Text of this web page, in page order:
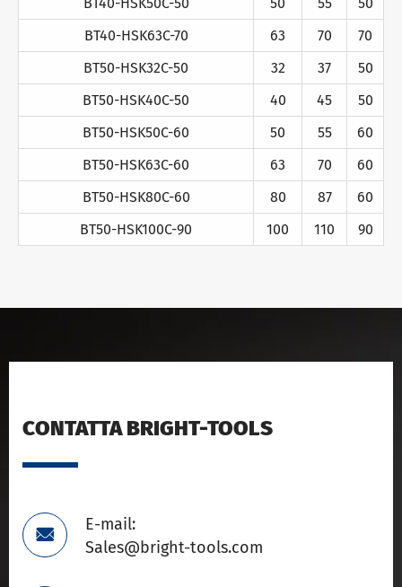
BT40-HSK63C-70
63 70
70
BT50-HSK32C-50
32 37
50
BT50-HSK40C-50
40 45
50
BT50-HSK50C-60
50 55
60
BT50-HSK63C-60
63 70
60
BT50-HSK80C-60
80 87
60
BT50-HSK100C-90
100 110 90
CONTATTA BRIGHT-TOOLS

E-mail:
Sales@bright-tools.com